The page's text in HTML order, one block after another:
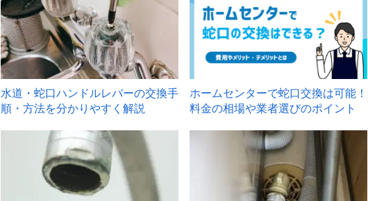
水道・蛇口ハンドルレバーの交換手
順・方法を分かりやすく解説
ホームセンターで蛇口交換は可能！
料金の相場や業者選びのポイント